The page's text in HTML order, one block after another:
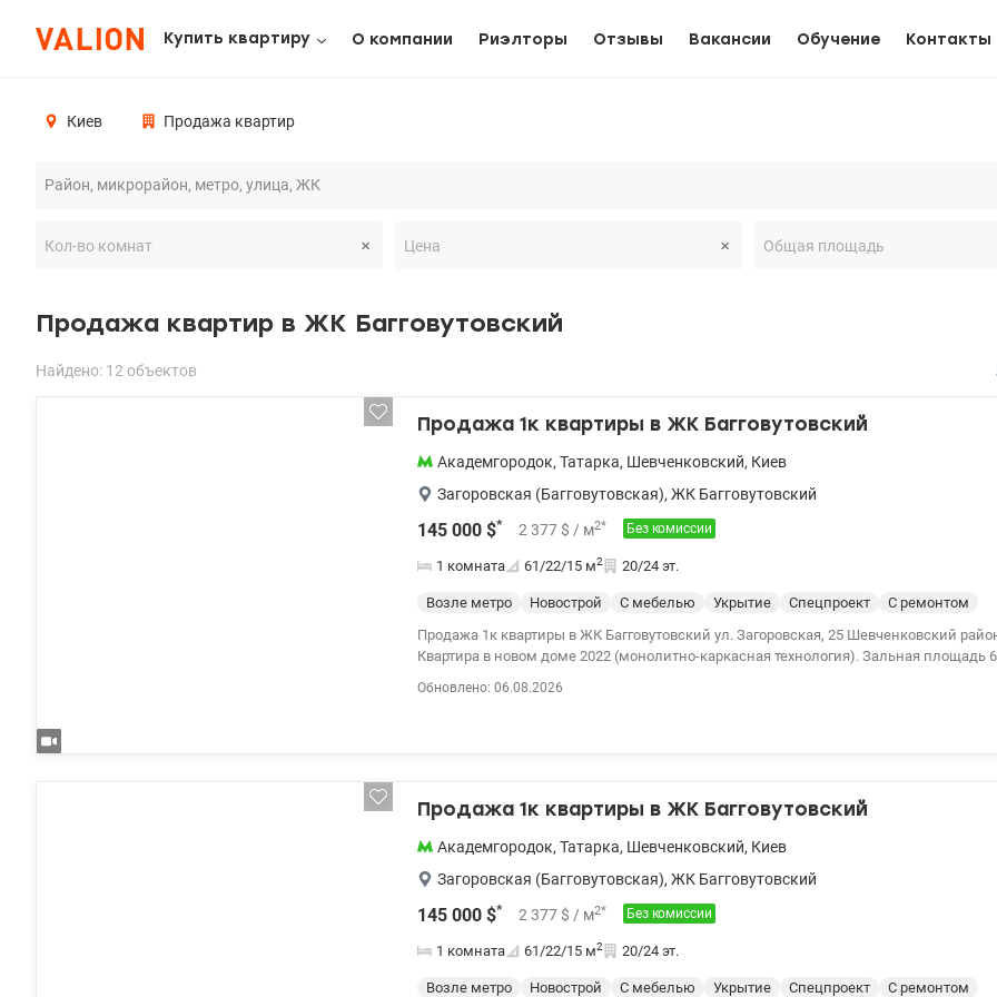
Купить квартиру О компании Риэлторы Отзывы Вакансии Обучение Контакты
Киев Продажа квартир
Продажа квартир в ЖК Багговутовский
Найдено: 12 объектов
Продажа 1к квартиры в ЖК Багговутовский
Академгородок, Татарка, Шевченковский, Киев
Загоровская (Багговутовская), ЖК Багговутовский
145 000 $* 2 377 $ / м2* Без комиссии
1 комната 61/22/15 м2 20/24 эт.
Возле метро Новострой С мебелью Укрытие Спецпроект
С ремонтом
Продажа 1к квартиры в ЖК Багговутовский ул. Загоровская, 25 Шевченковский район Правый берег
Квартира в новом доме 2022 (монолитно-каркасная технология). Зальная площадь
Рядом ТЦ Променада, супермаркеты, детские сады и школа. Цена 145000 у.е. Без
Анастасия тел. 099 446 35 99 valion.ua/1155174
Обновлено: 06.08.2026
Продажа 1к квартиры в ЖК Багговутовский
Академгородок, Татарка, Шевченковский, Киев
Загоровская (Багговутовская), ЖК Багговутовский
145 000 $* 2 377 $ / м2* Без комиссии
1 комната 61/22/15 м2 20/24 эт.
Возле метро Новострой С мебелью Укрытие Спецпроект
С ремонтом